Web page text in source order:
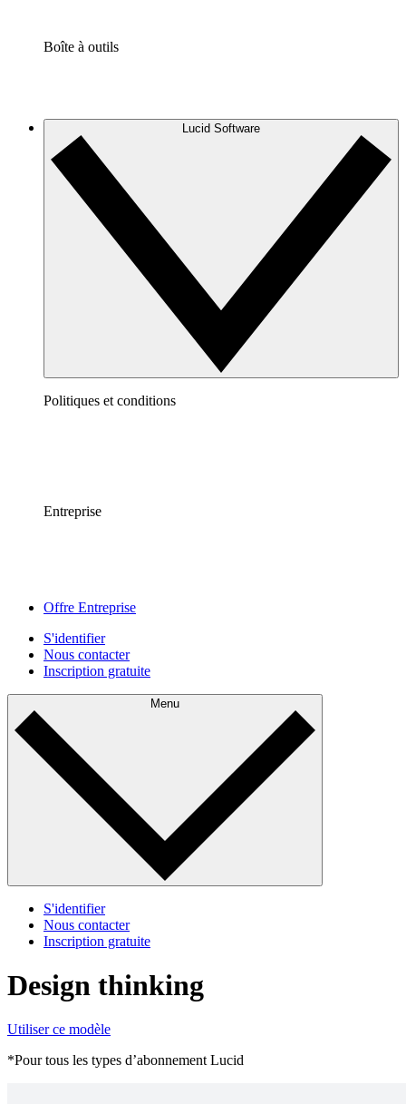
Boîte à outils
Lucid Software
Politiques et conditions
Entreprise
Offre Entreprise
S'identifier
Nous contacter
Inscription gratuite
Menu
S'identifier
Nous contacter
Inscription gratuite
Design thinking
Utiliser ce modèle
*Pour tous les types d’abonnement Lucid